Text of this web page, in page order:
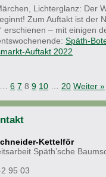
Lichterglanz: Der
Zum Auftakt ist der
erschienen – mit einigen
Späth-
Auftakt 2022
6 7 8 9 10 20 Weiter »
Kettelför
Späth’sche
95 03